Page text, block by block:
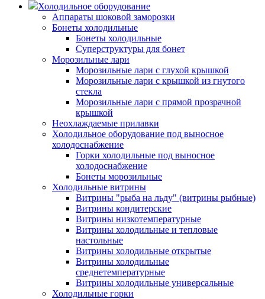
Холодильное оборудование
Аппараты шоковой заморозки
Бонеты холодильные
Бонеты холодильные
Суперструктуры для бонет
Морозильные лари
Морозильные лари с глухой крышкой
Морозильные лари с крышкой из гнутого
стекла
Морозильные лари с прямой прозрачной
крышкой
Неохлаждаемые прилавки
Холодильное оборудование под выносное
холодоснабжение
Горки холодильные под выносное
холодоснабжение
Бонеты морозильные
Холодильные витрины
Витрины "рыба на льду" (витрины рыбные)
Витрины кондитерские
Витрины низкотемпературные
Витрины холодильные и тепловые
настольные
Витрины холодильные открытые
Витрины холодильные
среднетемпературные
Витрины холодильные универсальные
Холодильные горки